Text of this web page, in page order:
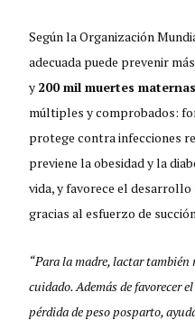
Según la Organización
adecuada puede prevenir
y 200 mil muertes maternas
múltiples y comprobados:
protege contra infecciones
previene la obesidad y la
vida, y favorece el
gracias al esfuerzo de
“Para la madre, lactar
cuidado. Además de favorecer
pérdida de peso posparto,